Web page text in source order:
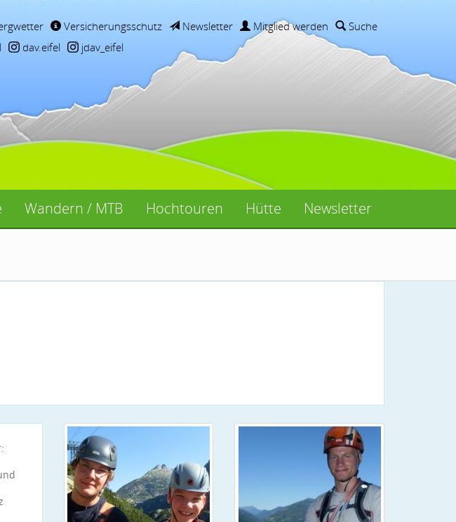
Versicherungsschutz Newsletter Mitglied werden
Suche
dav.eifel jdav_eifel
Wandern / MTB Hochtouren Hütte Newsletter